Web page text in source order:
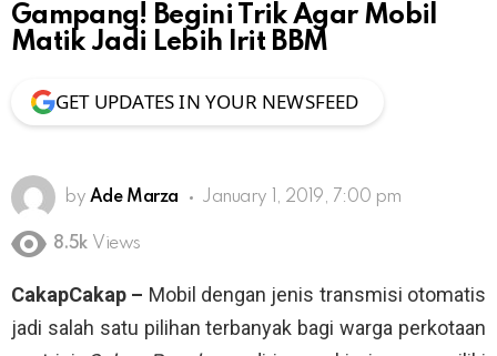
Gampang! Begini Trik Agar Mobil
Matik Jadi Lebih Irit BBM
GET UPDATES IN YOUR NEWSFEED
by Ade Marza January 1, 2019, 7:00 pm
8.5k Views
CakapCakap – Mobil dengan jenis transmisi otomatis
jadi salah satu pilihan terbanyak bagi warga perkotaan